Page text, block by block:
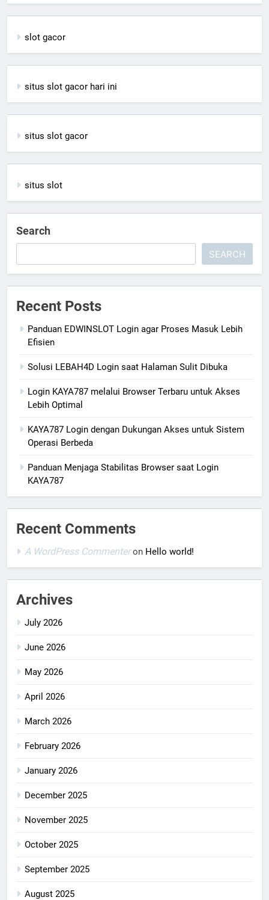
slot gacor
situs slot gacor hari ini
situs slot gacor
situs slot
Search
SEARCH
Recent Posts
Panduan EDWINSLOT Login agar Proses Masuk Lebih
Efisien
Solusi LEBAH4D Login saat Halaman Sulit Dibuka
Login KAYA787 melalui Browser Terbaru untuk Akses
Lebih Optimal
KAYA787 Login dengan Dukungan Akses untuk Sistem
Operasi Berbeda
Panduan Menjaga Stabilitas Browser saat Login
KAYA787
Recent Comments
A WordPress Commenteron Hello world!
Archives
July 2026
June 2026
May 2026
April 2026
March 2026
February 2026
January 2026
December 2025
November 2025
October 2025
September 2025
August 2025